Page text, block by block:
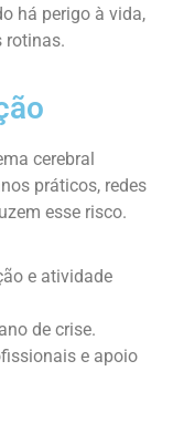
há perigo à vida,
rotinas.
cerebral
práticos, redes
esse risco.
e atividade
de crise.
e apoio